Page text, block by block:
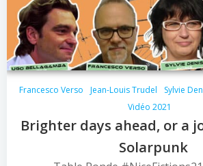
Francesco Verso Jean-Louis Trudel Sylvie
Vidéo 2021
Brighter days ahead, or a
Solarpunk